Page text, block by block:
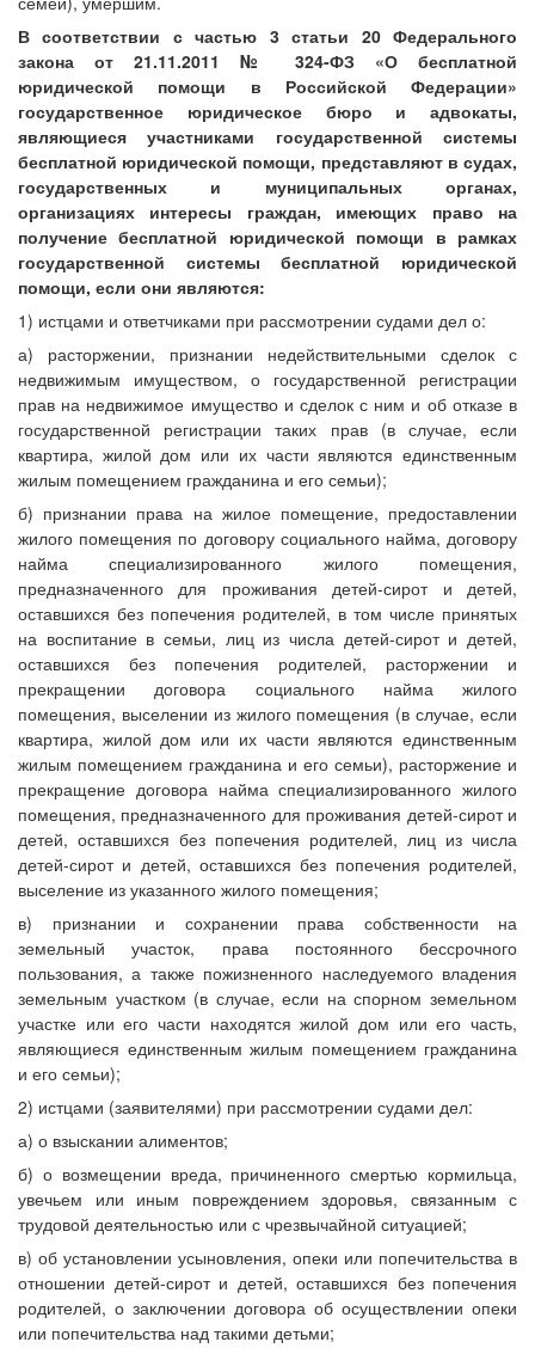
В соответствии с частью 3 статьи 20 Федерального
закона от 21.11.2011№ 324-ФЗ «О бесплатной
юридической помощи в Российской Федерации»
государственное юридическое бюро и адвокаты,
являющиеся участниками государственной системы
бесплатной юридической помощи, представляют в судах,
государственных и муниципальных органах,
организациях интересы граждан, имеющих право на
получение бесплатной юридической помощи в рамках
государственной системы бесплатной юридической
помощи, если они являются:
1) истцами и ответчиками при рассмотрении судами дел о:
а) расторжении, признании недействительными сделок с
недвижимым имуществом, о государственной регистрации
прав на недвижимое имущество и сделок с ним и об отказе в
государственной регистрации таких прав (в случае, если
квартира, жилой дом или их части являются единственным
жилым помещением гражданина и его семьи);
б) признании права на жилое помещение, предоставлении
жилого помещения по договору социального найма, договору
найма специализированного жилого помещения,
предназначенного для проживания детей-сирот и детей,
оставшихся без попечения родителей, в том числе принятых
на воспитание в семьи, лиц из числа детей-сирот и детей,
оставшихся без попечения родителей, расторжении и
прекращении договора социального найма жилого
помещения, выселении из жилого помещения (в случае, если
квартира, жилой дом или их части являются единственным
жилым помещением гражданина и его семьи), расторжение и
прекращение договора найма специализированного жилого
помещения, предназначенного для проживания детей-сирот и
детей, оставшихся без попечения родителей, лиц из числа
детей-сирот и детей, оставшихся без попечения родителей,
выселение из указанного жилого помещения;
в) признании и сохранении права собственности на
земельный участок, права постоянного бессрочного
пользования, а также пожизненного наследуемого владения
земельным участком (в случае, если на спорном земельном
участке или его части находятся жилой дом или его часть,
являющиеся единственным жилым помещением гражданина
и его семьи);
2) истцами (заявителями) при рассмотрении судами дел:
а) о взыскании алиментов;
б) о возмещении вреда, причиненного смертью кормильца,
увечьем или иным повреждением здоровья, связанным с
трудовой деятельностью или с чрезвычайной ситуацией;
в) об установлении усыновления, опеки или попечительства в
отношении детей-сирот и детей, оставшихся без попечения
родителей, о заключении договора об осуществлении опеки
или попечительства над такими детьми;